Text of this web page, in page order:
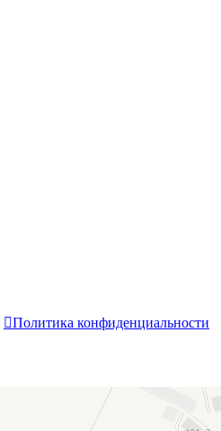
Политика конфиденциальности